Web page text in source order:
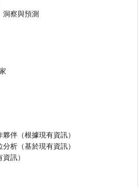
洞察與預測
伴（根據現有資訊）
析（基於現有資訊）
訊）